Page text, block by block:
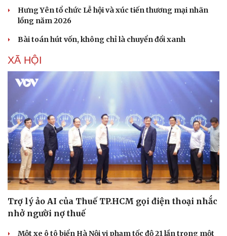
Hưng Yên tổ chức Lễ hội và xúc tiến thương mại nhãn
lồng năm 2026
Bài toán hút vốn, không chỉ là chuyển đổi xanh
XÃ HỘI
Trợ lý ảo AI của Thuế TP.HCM gọi điện thoại nhắc
nhở người nợ thuế
Một xe ô tô biển Hà Nội vi phạm tốc độ 21 lần trong một